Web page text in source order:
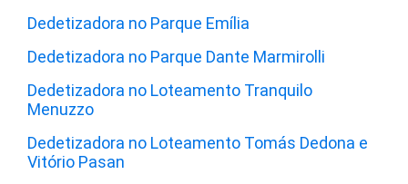
Dedetizadora no Parque Emília
Dedetizadora no Parque Dante Marmirolli
Dedetizadora no Loteamento Tranquilo
Menuzzo
Dedetizadora no Loteamento Tomás Dedona e
Vitório Pasan